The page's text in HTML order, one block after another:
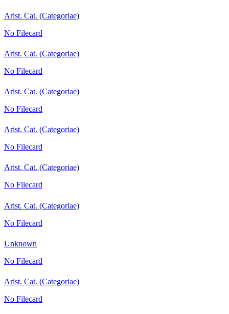
Arist. Cat. (Categoriae)
No Filecard
Arist. Cat. (Categoriae)
No Filecard
Arist. Cat. (Categoriae)
No Filecard
Arist. Cat. (Categoriae)
No Filecard
Arist. Cat. (Categoriae)
No Filecard
Arist. Cat. (Categoriae)
No Filecard
Unknown
No Filecard
Arist. Cat. (Categoriae)
No Filecard